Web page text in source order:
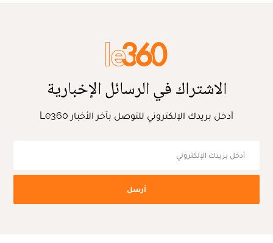
الاشتراك في الرسائل الإخبارية
أدخل بريدك الإلكتروني للتوصل بآخر الأخبار Le360
أرسل